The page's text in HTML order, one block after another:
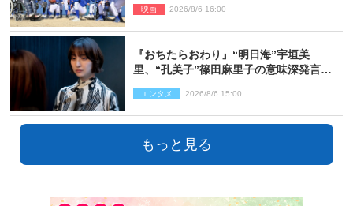
映画 2026/8/6 16:00
『おちたらおわり』“明日海”宇垣美
里、“孔美子”篠田麻里子の意味深発言に
開」
エンタメ 2026/8/6 15:00
もっと見る